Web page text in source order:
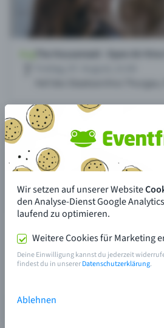
Wir setzen auf unserer Website
den Analyse-Dienst Google
laufend zu optimieren.
Weitere Cookies für Marketing
Deine Einwilligung kannst du jederzeit
findest du in unsererDatenschutzerklärung.
Ablehnen